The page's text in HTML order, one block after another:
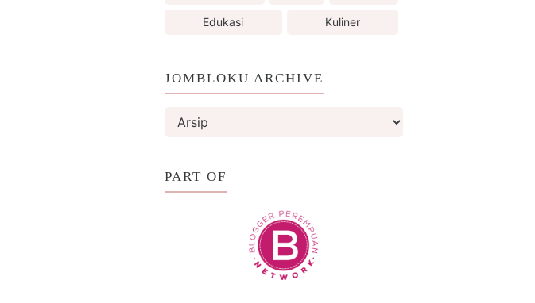
Edukasi Kuliner
JOMBLOKU ARCHIVE
PART OF